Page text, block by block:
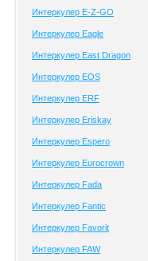
Интеркулер E-Z-GO
Интеркулер Eagle
Интеркулер East Dragon
Интеркулер EOS
Интеркулер ERF
Интеркулер Eriskay
Интеркулер Espero
Интеркулер Eurocrown
Интеркулер Fada
Интеркулер Fantic
Интеркулер Favorit
Интеркулер FAW